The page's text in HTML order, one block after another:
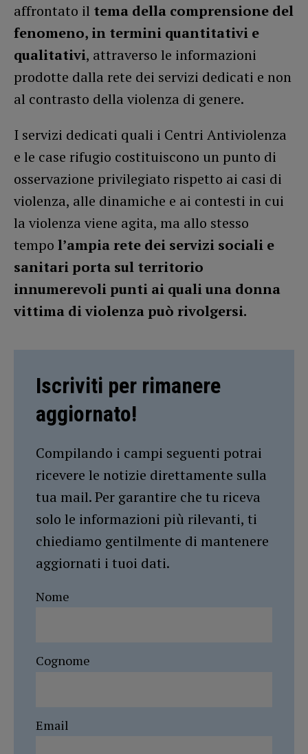
affrontato il tema della comprensione del
fenomeno, in termini quantitativi e
qualitativi, attraverso le informazioni
prodotte dalla rete dei servizi dedicati e non
al contrasto della violenza di genere.
I servizi dedicati quali i Centri Antiviolenza
e le case rifugio costituiscono un punto di
osservazione privilegiato rispetto ai casi di
violenza, alle dinamiche e ai contesti in cui
la violenza viene agita, ma allo stesso
tempo l’ampia rete dei servizi sociali e
sanitari porta sul territorio
innumerevoli punti ai quali una donna
vittima di violenza può rivolgersi.
Iscriviti per rimanere
aggiornato!
Compilando i campi seguenti potrai
ricevere le notizie direttamente sulla
tua mail. Per garantire che tu riceva
solo le informazioni più rilevanti, ti
chiediamo gentilmente di mantenere
aggiornati i tuoi dati.
Nome
Cognome
Email